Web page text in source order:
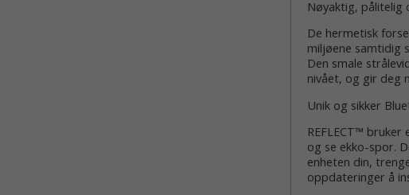
Nøyaktig, pålitelig
De hermetisk
miljøene samtidig
Den smale
nivået, og gir deg
Unik og sikker
REFLECT™
og se ekko-spor.
enheten din,
oppdateringer å